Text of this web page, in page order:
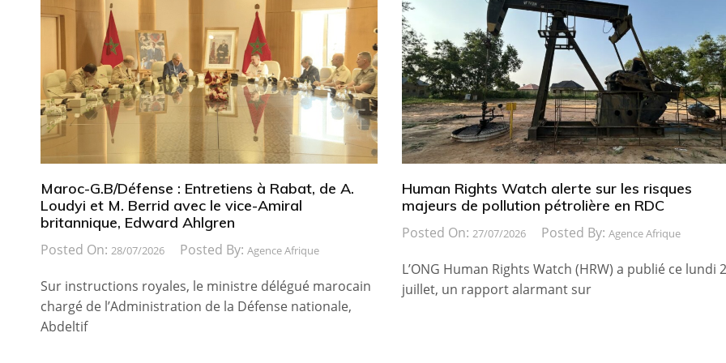
Maroc-G.B/Défense : Entretiens à Rabat, de A.
Loudyi et M. Berrid avec le vice-Amiral
britannique, Edward Ahlgren
Posted On: 28/07/2026 Posted By: Agence Afrique
Sur instructions royales, le ministre délégué marocain
chargé de l’Administration de la Défense nationale,
Abdeltif
Human Rights Watch alerte sur les risques
majeurs de pollution pétrolière en RDC
Posted On: 27/07/2026 Posted By: Agence Afrique
L’ONG Human Rights Watch (HRW) a publié ce lundi
juillet, un rapport alarmant sur